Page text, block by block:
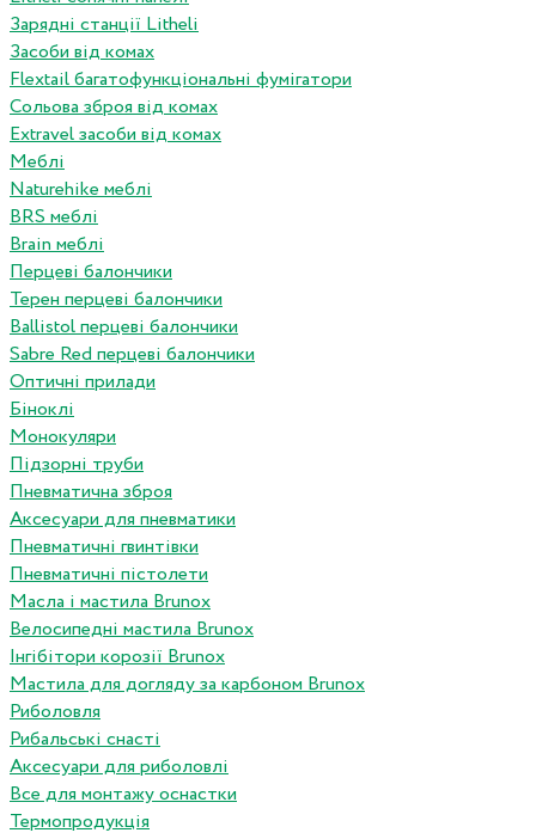
Зарядні станції Litheli
Засоби від комах
Flextail багатофункціональні фумігатори
Сольова зброя від комах
Extravel засоби від комах
Меблі
Naturehike меблі
BRS меблі
Brain меблі
Перцеві балончики
Терен перцеві балончики
Ballistol перцеві балончики
Sabre Red перцеві балончики
Оптичні прилади
Біноклі
Монокуляри
Підзорні труби
Пневматична зброя
Аксесуари для пневматики
Пневматичні гвинтівки
Пневматичні пістолети
Масла і мастила Brunox
Велосипедні мастила Brunox
Інгібітори корозії Brunox
Мастила для догляду за карбоном Brunox
Риболовля
Рибальські снасті
Аксесуари для риболовлі
Все для монтажу оснастки
Термопродукція